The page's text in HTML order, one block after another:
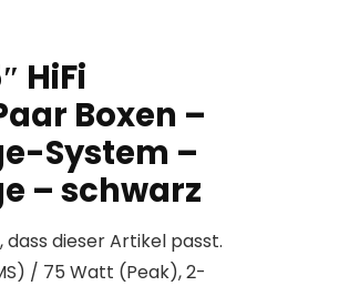
HiFi
Boxen –
System –
– schwarz
dass dieser Artikel passt.
/ 75 Watt (Peak), 2-